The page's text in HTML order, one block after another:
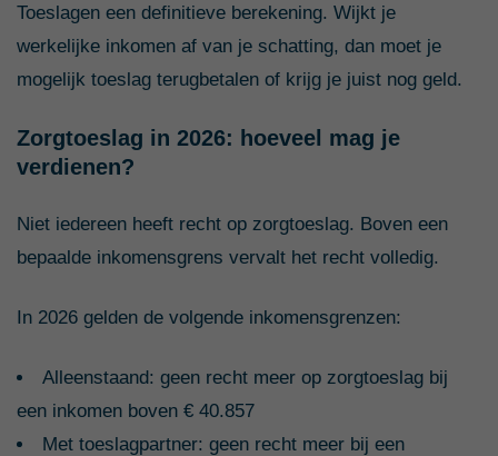
Toeslagen een definitieve berekening. Wijkt je
werkelijke inkomen af van je schatting, dan moet je
mogelijk toeslag terugbetalen of krijg je juist nog geld.
Zorgtoeslag in 2026: hoeveel mag je
verdienen?
Niet iedereen heeft recht op zorgtoeslag. Boven een
bepaalde inkomensgrens vervalt het recht volledig.
In 2026 gelden de volgende inkomensgrenzen:
Alleenstaand: geen recht meer op zorgtoeslag bij
een inkomen boven € 40.857
Met toeslagpartner: geen recht meer bij een